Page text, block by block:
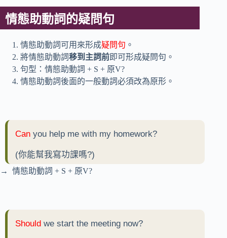
情態助動詞的疑問句
情態助動詞可用來形成疑問句 。
將情態助動詞移到主詞前即可形成疑問句。
句型：情態助動詞 + S + 原V?
情態助動詞後面的一般動詞必須改為原形。
Can you help me with my homework?
(你能幫我寫功課嗎?)
→ 情態助動詞 + S + 原V?
Should we start the meeting now?